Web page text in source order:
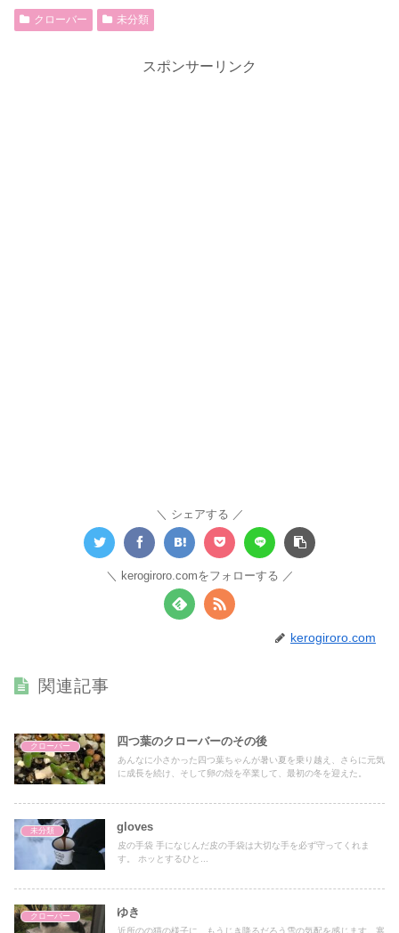
クローバー 未分類
スポンサーリンク
シェアする
kerogiroro.comをフォローする
kerogiroro.com
関連記事
クローバー 四つ葉のクローバーのその後
あんなに小さかった四つ葉ちゃんが暑い夏を乗り越え、さらに元気
に成長を続け、そして卵の殻を卒業して、最初の冬を迎えた。
未分類 gloves
皮の手袋 手になじんだ皮の手袋は大切な手を必ず守ってくれま
す。 ホッとするひと...
クローバー ゆき
近所のの猫の様子に、もうじき降るだろう雪の気配を感じます。寒